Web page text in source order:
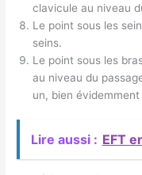
clavicule au niveau
Le point sous les
seins.
Le point sous les
au niveau du
un, bien évidemment
Lire aussi : EFT